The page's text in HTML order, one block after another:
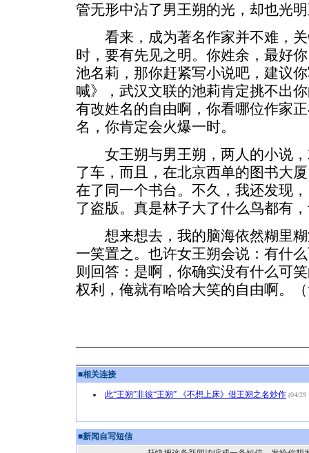
管无形中沾了男王朔的光，却也光
看来，成为著名作家并不难，关
时，要有先见之明。你姓余，最好
池名莉，那你赶紧写小说吧，建议
喊》，武汉文联的池莉肯定挑不出
有改姓名的自由啊，你看哪位作家
名，你肯定会火爆一时。
女王朔与男王朔，两人的小说，
了车，而且，在北京西单的图书大
在了同一个书台。不久，我还发现
了盗版。真是林子大了什么鸟都有
想来想去，我的脑海依然糊里糊
一笑置之。也许女王朔会说：有什
则回答：是啊，你确实没有什么可
权利，俺就有哈哈大笑的自由啊。
■相关连接
此“王朔”非彼“王朔” 《不想上床》借王朔之名炒作 (04/29
■新闻自写短信